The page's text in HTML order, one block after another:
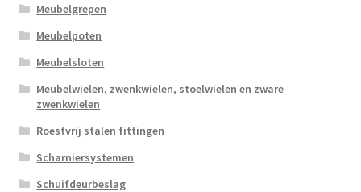
Meubelgrepen
Meubelpoten
Meubelsloten
Meubelwielen, zwenkwielen, stoelwielen en zware
zwenkwielen
Roestvrij stalen fittingen
Scharniersystemen
Schuifdeurbeslag